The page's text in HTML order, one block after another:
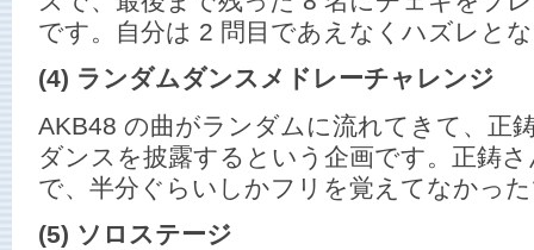
です。自分は 2 問目であえなくハズレと
(4) ランダムダンスメドレーチャレンジ
AKB48 の曲がランダムに流れてきて、正
ダンスを披露するという企画です。正鋳
で、半分ぐらいしかフリを覚えてなかっ
(5) ソロステージ